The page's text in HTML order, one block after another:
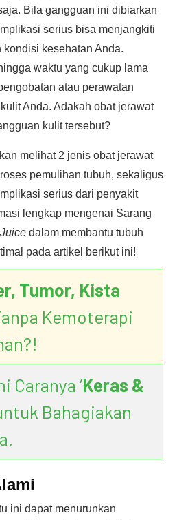
Bila gangguan ini dibiarkan
serius bisa menjangkiti
kesehatan Anda.
waktu yang cukup lama
atau perawatan
Anda. Adakah obat jerawat
kulit tersebut?
melihat 2 jenis obat jerawat
pemulihan tubuh, sekaligus
serius dari penyakit
lengkap mengenai Sarang
dalam membantu tubuh
pada artikel berikut ini!
Tumor, Kista
Kemoterapi
Caranya ‘Keras &
Bahagiakan
ini dapat menurunkan